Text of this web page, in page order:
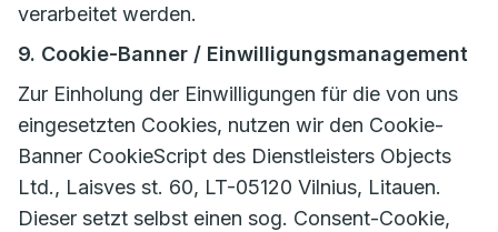
verarbeitet werden.
9. Cookie-Banner / Einwilligungsmanagement
Zur Einholung der Einwilligungen für die von uns
eingesetzten Cookies, nutzen wir den Cookie-
Banner CookieScript des Dienstleisters Objects
Ltd., Laisves st. 60, LT-05120 Vilnius, Litauen.
Dieser setzt selbst einen sog. Consent-Cookie,